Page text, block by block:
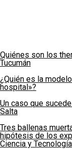
Quiénes son los
Tucumán
¿Quién es la
hospital»?
Un caso que
Salta
Tres ballenas
hipótesis de los
Ciencia y Tecnología